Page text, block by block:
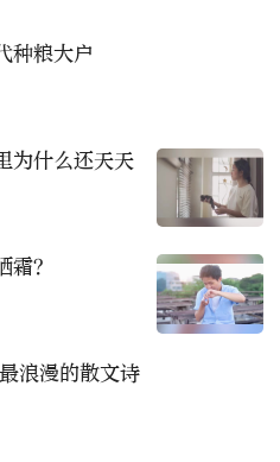
种粮大户
为什么还天天
？
浪漫的散文诗